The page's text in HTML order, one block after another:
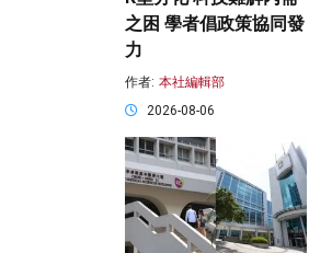
之困 學者倡政策協同發
力
作者: 本社編輯部
2026-08-06